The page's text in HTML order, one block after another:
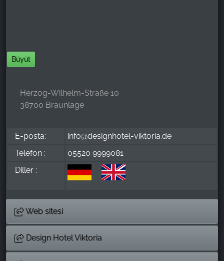
Büyüt
Herzog-Wilhelm-Straße 10
38700 Braunlage
E-posta:
info@designhotel-viktoria.de
Telefon :
05520 9999081
Diller :
Web sitesi
Design Hotel Viktoria